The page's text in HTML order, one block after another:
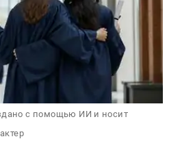
с помощью ИИ и носит